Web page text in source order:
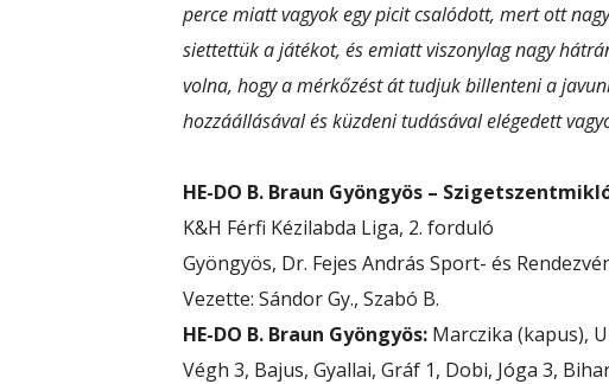
perce miatt vagyok egy picit csalódott, mert ott
siettettük a játékot, és emiatt viszonylag nagy
volna, hogy a mérkőzést át tudjuk billenteni a
hozzáállásával és küzdeni tudásával elégedett
HE-DO B. Braun Gyöngyös –
K&H Férfi Kézilabda Liga, 2. forduló
Gyöngyös, Dr. Fejes András Sport- és
Vezette: Sándor Gy., Szabó B.
HE-DO B. Braun Gyöngyös: Marczika (kapus),
Végh 3, Bajus, Gyallai, Gráf 1, Dobi, Jóga 3,